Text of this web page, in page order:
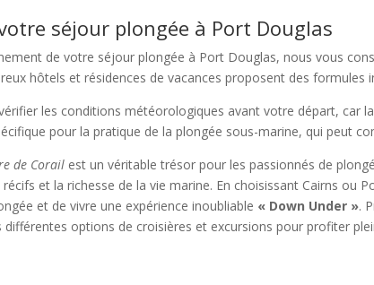
séjour plongée à Port Douglas
de votre séjour plongée à Port Douglas, nous vous
hôtels et résidences de vacances proposent des
les conditions météorologiques avant votre départ,
pour la pratique de la plongée sous-marine, qui peut
de Corail est un véritable trésor pour les passionnés de
et la richesse de la vie marine. En choisissant Cairns ou
et de vivre une expérience inoubliable « Down Under ».
différentes options de croisières et excursions pour profiter